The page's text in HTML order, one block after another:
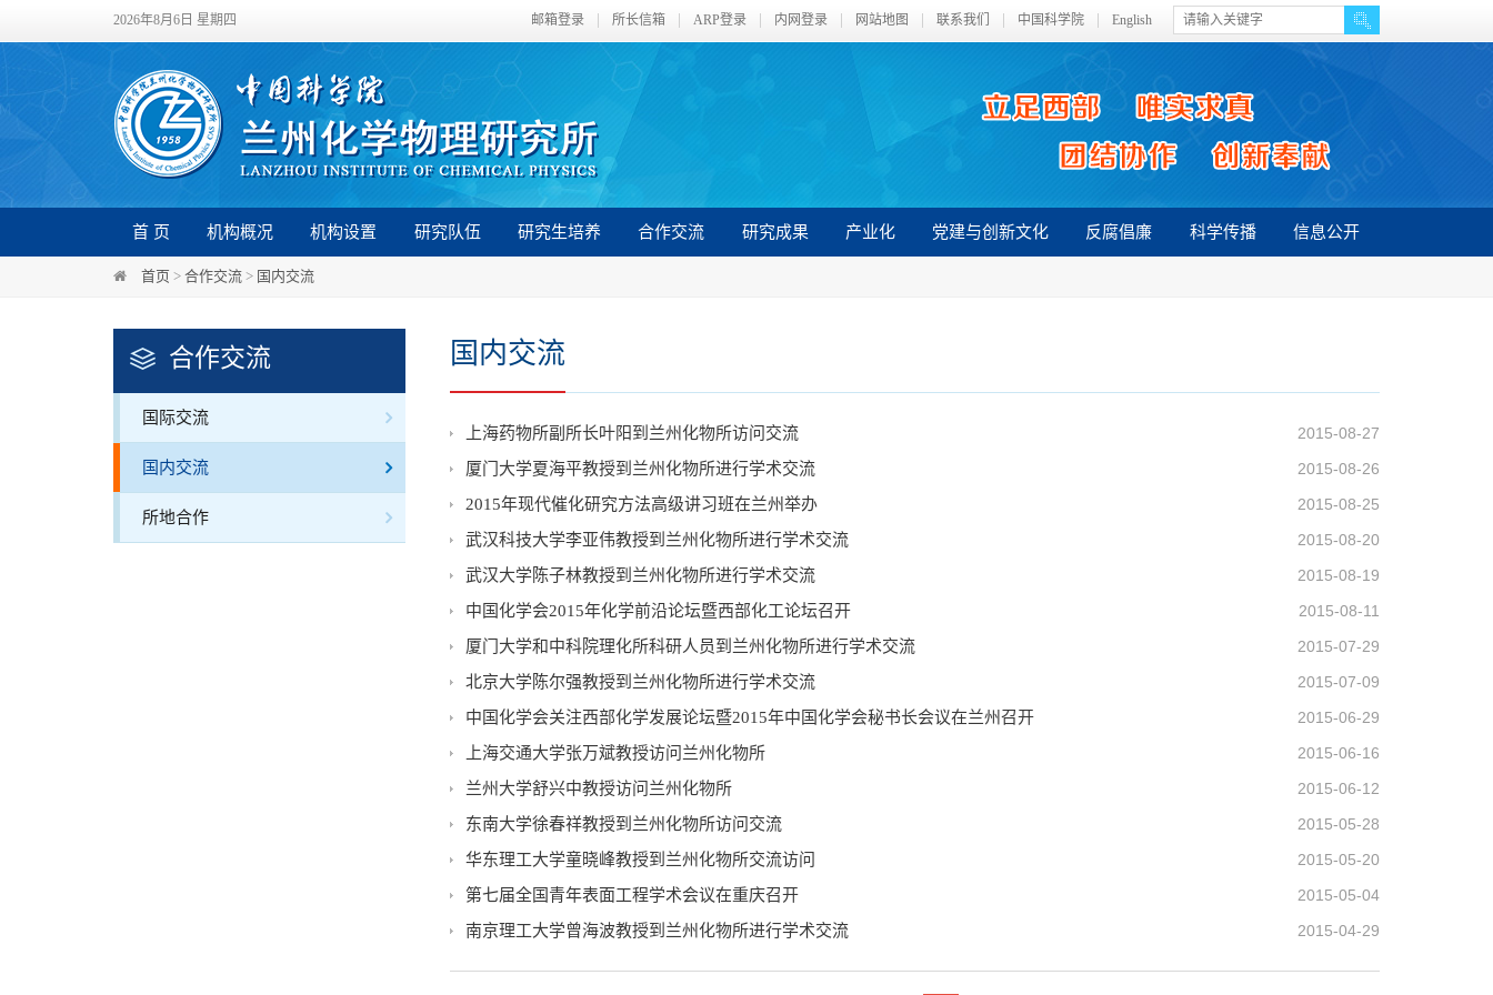
2026年8月6日 星期四 邮箱登录 所长信箱 ARP登录 内网登录 网站地图 联系我们 中国科学院 English
首 页 机构概况 机构设置 研究队伍 研究生培养 合作交流 研究成果 产业化 党建与创新文化 反腐倡廉 科学传播 信息公开
首页 > 合作交流 > 国内交流
合作交流
国际交流
国内交流
所地合作
国内交流
2015-08-27
上海药物所副所长叶阳到兰州化物所访问交流
2015-08-26
厦门大学夏海平教授到兰州化物所进行学术交流
2015-08-25
2015年现代催化研究方法高级讲习班在兰州举办
2015-08-20
武汉科技大学李亚伟教授到兰州化物所进行学术交流
2015-08-19
武汉大学陈子林教授到兰州化物所进行学术交流
2015-08-11
中国化学会2015年化学前沿论坛暨西部化工论坛召开
2015-07-29
厦门大学和中科院理化所科研人员到兰州化物所进行学术交流
2015-07-09
北京大学陈尔强教授到兰州化物所进行学术交流
2015-06-29
中国化学会关注西部化学发展论坛暨2015年中国化学会秘书长会议在兰州召开
2015-06-16
上海交通大学张万斌教授访问兰州化物所
2015-06-12
兰州大学舒兴中教授访问兰州化物所
2015-05-28
东南大学徐春祥教授到兰州化物所访问交流
2015-05-20
华东理工大学童晓峰教授到兰州化物所交流访问
2015-05-04
第七届全国青年表面工程学术会议在重庆召开
2015-04-29
南京理工大学曾海波教授到兰州化物所进行学术交流